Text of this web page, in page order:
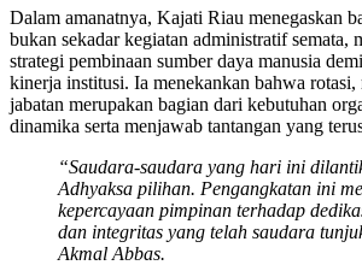
Dalam amanatnya, Kajati Riau menegaskan
bukan sekadar kegiatan administratif semata,
strategi pembinaan sumber daya manusia
kinerja institusi. Ia menekankan bahwa rotasi,
jabatan merupakan bagian dari kebutuhan
dinamika serta menjawab tantangan yang
“Saudara-saudara yang hari ini
Adhyaksa pilihan. Pengangkatan ini
kepercayaan pimpinan terhadap
dan integritas yang telah saudara
Akmal Abbas.